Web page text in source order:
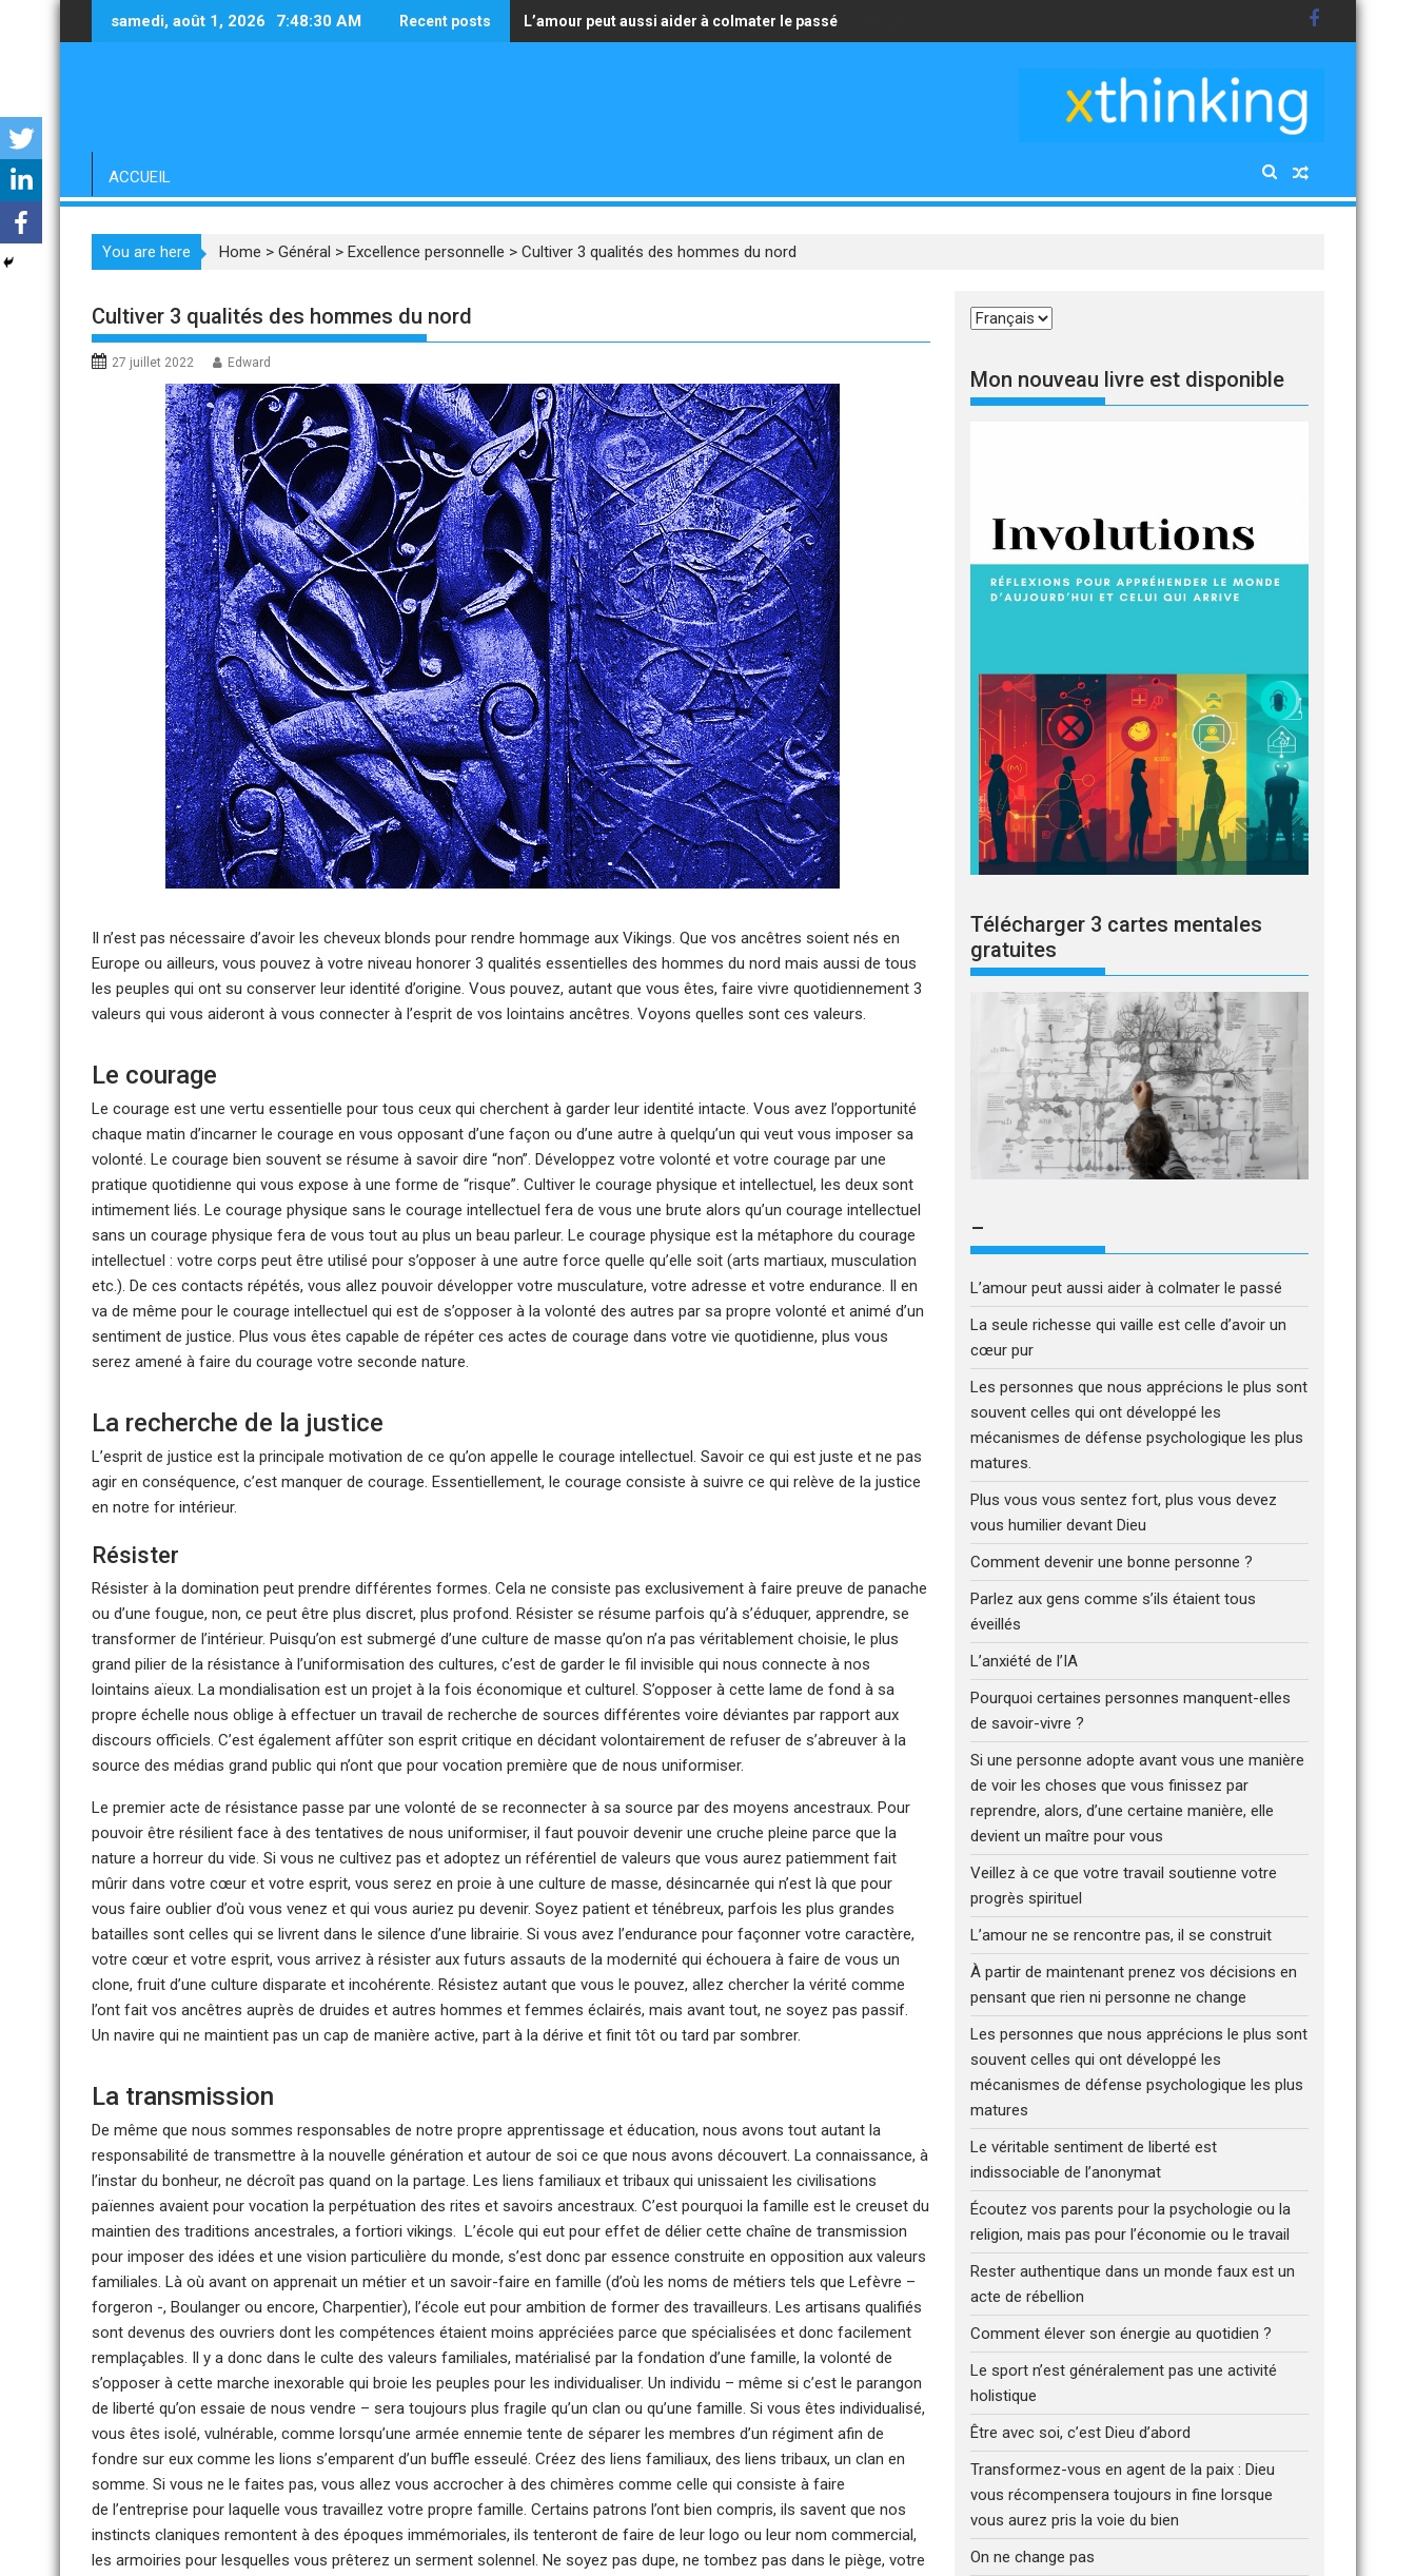
samedi, août 1, 2026 7:48:32 AM Recent posts L’amour peut aussi aider à colmater le passé
La seule richesse qui vaille est celle d’avoir un cœur pur
ACCUEIL
You are here Home > Général > Excellence personnelle > Cultiver 3 qualités des hommes du nord
Cultiver 3 qualités des hommes du nord
27 juillet 2022 Edward
Il n’est pas nécessaire d’avoir les cheveux blonds pour rendre hommage aux Vikings. Que vos ancêtres soient nés en
Europe ou ailleurs, vous pouvez à votre niveau honorer 3 qualités essentielles des hommes du nord mais aussi de tous
les peuples qui ont su conserver leur identité d’origine. Vous pouvez, autant que vous êtes, faire vivre quotidiennement 3
valeurs qui vous aideront à vous connecter à l’esprit de vos lointains ancêtres. Voyons quelles sont ces valeurs.
Le courage
Le courage est une vertu essentielle pour tous ceux qui cherchent à garder leur identité intacte. Vous avez l’opportunité
chaque matin d’incarner le courage en vous opposant d’une façon ou d’une autre à quelqu’un qui veut vous imposer sa
volonté. Le courage bien souvent se résume à savoir dire “non”. Développez votre volonté et votre courage par une
pratique quotidienne qui vous expose à une forme de “risque”. Cultiver le courage physique et intellectuel, les deux sont
intimement liés. Le courage physique sans le courage intellectuel fera de vous une brute alors qu’un courage intellectuel
sans un courage physique fera de vous tout au plus un beau parleur. Le courage physique est la métaphore du courage
intellectuel : votre corps peut être utilisé pour s’opposer à une autre force quelle qu’elle soit (arts martiaux, musculation
etc.). De ces contacts répétés, vous allez pouvoir développer votre musculature, votre adresse et votre endurance. Il en
va de même pour le courage intellectuel qui est de s’opposer à la volonté des autres par sa propre volonté et animé d’un
sentiment de justice. Plus vous êtes capable de répéter ces actes de courage dans votre vie quotidienne, plus vous
serez amené à faire du courage votre seconde nature.
La recherche de la justice
L’esprit de justice est la principale motivation de ce qu’on appelle le courage intellectuel. Savoir ce qui est juste et ne pas
agir en conséquence, c’est manquer de courage. Essentiellement, le courage consiste à suivre ce qui relève de la justice
en notre for intérieur.
Résister
Résister à la domination peut prendre différentes formes. Cela ne consiste pas exclusivement à faire preuve de panache
ou d’une fougue, non, ce peut être plus discret, plus profond. Résister se résume parfois qu’à s’éduquer, apprendre, se
transformer de l’intérieur. Puisqu’on est submergé d’une culture de masse qu’on n’a pas véritablement choisie, le plus
grand pilier de la résistance à l’uniformisation des cultures, c’est de garder le fil invisible qui nous connecte à nos
lointains aïeux. La mondialisation est un projet à la fois économique et culturel. S’opposer à cette lame de fond à sa
propre échelle nous oblige à effectuer un travail de recherche de sources différentes voire déviantes par rapport aux
discours officiels. C’est également affûter son esprit critique en décidant volontairement de refuser de s’abreuver à la
source des médias grand public qui n’ont que pour vocation première que de nous uniformiser.
Le premier acte de résistance passe par une volonté de se reconnecter à sa source par des moyens ancestraux. Pour
pouvoir être résilient face à des tentatives de nous uniformiser, il faut pouvoir devenir une cruche pleine parce que la
nature a horreur du vide. Si vous ne cultivez pas et adoptez un référentiel de valeurs que vous aurez patiemment fait
mûrir dans votre cœur et votre esprit, vous serez en proie à une culture de masse, désincarnée qui n’est là que pour
vous faire oublier d’où vous venez et qui vous auriez pu devenir. Soyez patient et ténébreux, parfois les plus grandes
batailles sont celles qui se livrent dans le silence d’une librairie. Si vous avez l’endurance pour façonner votre caractère,
votre cœur et votre esprit, vous arrivez à résister aux futurs assauts de la modernité qui échouera à faire de vous un
clone, fruit d’une culture disparate et incohérente. Résistez autant que vous le pouvez, allez chercher la vérité comme
l’ont fait vos ancêtres auprès de druides et autres hommes et femmes éclairés, mais avant tout, ne soyez pas passif.
Un navire qui ne maintient pas un cap de manière active, part à la dérive et finit tôt ou tard par sombrer.
La transmission
De même que nous sommes responsables de notre propre apprentissage et éducation, nous avons tout autant la
responsabilité de transmettre à la nouvelle génération et autour de soi ce que nous avons découvert. La connaissance, à
l’instar du bonheur, ne décroît pas quand on la partage. Les liens familiaux et tribaux qui unissaient les civilisations
païennes avaient pour vocation la perpétuation des rites et savoirs ancestraux. C’est pourquoi la famille est le creuset du
maintien des traditions ancestrales, a fortiori vikings. L’école qui eut pour effet de délier cette chaîne de transmission
pour imposer des idées et une vision particulière du monde, s’est donc par essence construite en opposition aux valeurs
familiales. Là où avant on apprenait un métier et un savoir-faire en famille (d’où les noms de métiers tels que Lefèvre –
forgeron -, Boulanger ou encore, Charpentier), l’école eut pour ambition de former des travailleurs. Les artisans qualifiés
sont devenus des ouvriers dont les compétences étaient moins appréciées parce que spécialisées et donc facilement
remplaçables. Il y a donc dans le culte des valeurs familiales, matérialisé par la fondation d’une famille, la volonté de
s’opposer à cette marche inexorable qui broie les peuples pour les individualiser. Un individu – même si c’est le parangon
de liberté qu’on essaie de nous vendre – sera toujours plus fragile qu’un clan ou qu’une famille. Si vous êtes individualisé,
vous êtes isolé, vulnérable, comme lorsqu’une armée ennemie tente de séparer les membres d’un régiment afin de
fondre sur eux comme les lions s’emparent d’un buffle esseulé. Créez des liens familiaux, des liens tribaux, un clan en
somme. Si vous ne le faites pas, vous allez vous accrocher à des chimères comme celle qui consiste à faire
de l’entreprise pour laquelle vous travaillez votre propre famille. Certains patrons l’ont bien compris, ils savent que nos
instincts claniques remontent à des époques immémoriales, ils tenteront de faire de leur logo ou leur nom commercial,
les armoiries pour lesquelles vous prêterez un serment solennel. Ne soyez pas dupe, ne tombez pas dans le piège, votre
Choisir
langue
Mon nouveau livre est disponible
Télécharger 3 cartes mentales
gratuites
–
L’amour peut aussi aider à colmater le passé
La seule richesse qui vaille est celle d’avoir un
cœur pur
Les personnes que nous apprécions le plus sont
souvent celles qui ont développé les
mécanismes de défense psychologique les plus
matures.
Plus vous vous sentez fort, plus vous devez
vous humilier devant Dieu
Comment devenir une bonne personne ?
Parlez aux gens comme s’ils étaient tous
éveillés
L’anxiété de l’IA
Pourquoi certaines personnes manquent-elles
de savoir-vivre ?
Si une personne adopte avant vous une manière
de voir les choses que vous finissez par
reprendre, alors, d’une certaine manière, elle
devient un maître pour vous
Veillez à ce que votre travail soutienne votre
progrès spirituel
L’amour ne se rencontre pas, il se construit
À partir de maintenant prenez vos décisions en
pensant que rien ni personne ne change
Les personnes que nous apprécions le plus sont
souvent celles qui ont développé les
mécanismes de défense psychologique les plus
matures
Le véritable sentiment de liberté est
indissociable de l’anonymat
Écoutez vos parents pour la psychologie ou la
religion, mais pas pour l’économie ou le travail
Rester authentique dans un monde faux est un
acte de rébellion
Comment élever son énergie au quotidien ?
Le sport n’est généralement pas une activité
holistique
Être avec soi, c’est Dieu d’abord
Transformez-vous en agent de la paix : Dieu
vous récompensera toujours in fine lorsque
vous aurez pris la voie du bien
On ne change pas